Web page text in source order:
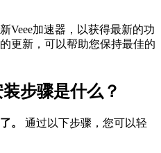
Veee加速器，以获得最新的功
更新，可以帮助您保持最佳的
步骤是什么？
。
通过以下步骤，您可以轻